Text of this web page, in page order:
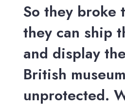
So they broke
they can ship
and display
British museum
unprotected.